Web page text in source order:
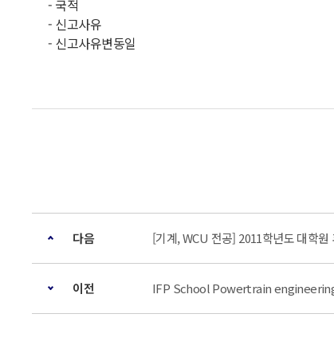
- 국적
- 신고사유
- 신고사유변동일
다음 [기계, WCU 전공] 2011학년도 대학원
이전 IFP School Powertrain